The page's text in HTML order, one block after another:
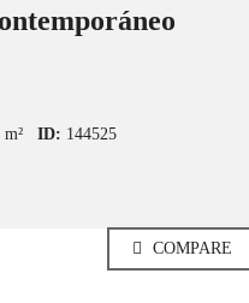
m² ID: 144525
COMPARE